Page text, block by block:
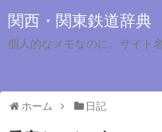
関西・関東鉄道辞典
個人的なメモなのに、サイト
ホーム 日記